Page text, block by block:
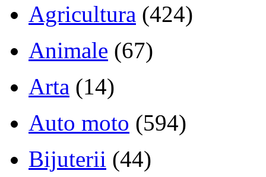
Agricultura (424)
Animale (67)
Arta (14)
Auto moto (594)
Bijuterii (44)